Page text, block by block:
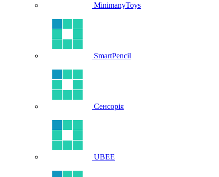
MinimanyToys
SmartPencil
Сенсорія
UBEE